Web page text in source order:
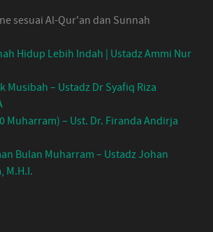
sesuai Al-Qur'an dan Sunnah
Hidup Lebih Indah | Ustadz Ammi Nur
Musibah – Ustadz Dr Syafiq Riza
Muharram) – Ust. Dr. Firanda Andirja
Bulan Muharram – Ustadz Johan
M.H.I.